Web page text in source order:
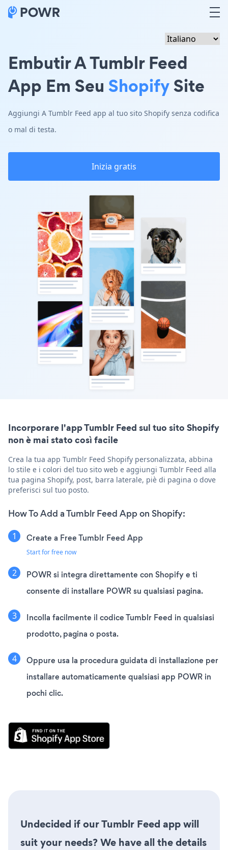
Embutir A Tumblr Feed
App Em Seu ShopifySite
Aggiungi A Tumblr Feed app al tuo sito Shopify senza codifica
o mal di testa.
Inizia gratis
Incorporare l'app Tumblr Feed sul tuo sito Shopify
non è mai stato così facile
Crea la tua app Tumblr Feed Shopify personalizzata, abbina
lo stile e i colori del tuo sito web e aggiungi Tumblr Feed alla
tua pagina Shopify, post, barra laterale, piè di pagina o dove
preferisci sul tuo posto.
How To Add a Tumblr Feed App on Shopify:
Create a Free Tumblr Feed App
Start for free now
POWR si integra direttamente con Shopify e ti
consente di installare POWR su qualsiasi pagina.
Incolla facilmente il codice Tumblr Feed in qualsiasi
prodotto, pagina o posta.
Oppure usa la procedura guidata di installazione per
installare automaticamente qualsiasi app POWR in
pochi clic.
Undecided if our Tumblr Feed app will
suit your needs? We have all the details